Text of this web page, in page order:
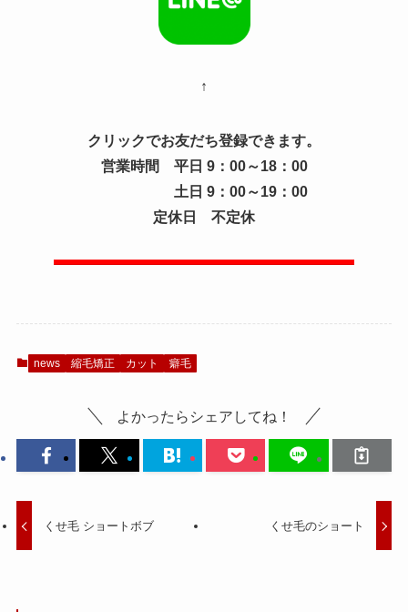
↑
クリックでお友だち登録できます。
営業時間 平日 9：00～18：00
土日 9：00～19：00
定休日 不定休
news 縮毛矯正 カット 癖毛
よかったらシェアしてね！
くせ毛 ショートボブ くせ毛のショート